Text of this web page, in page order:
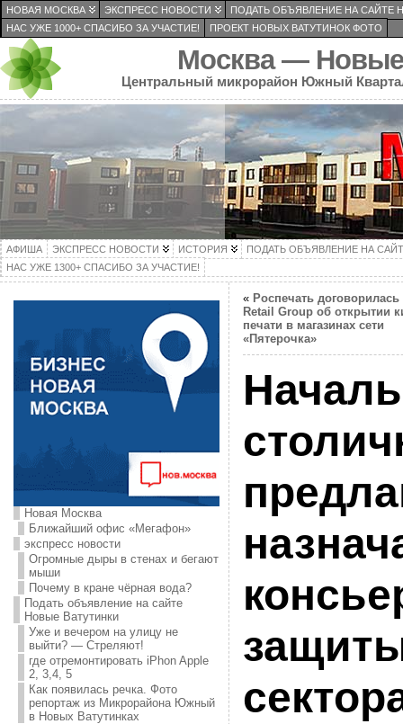
НОВАЯ МОСКВА ЭКСПРЕСС НОВОСТИ
ПОДАТЬ ОБЪЯВЛЕНИЕ НА САЙТЕ
НАС УЖЕ 1000+ СПАСИБО ЗА УЧАСТИЕ!
ПРОЕКТ НОВЫХ ВАТУТИНОК ФОТО
Москва — Новые
Центральный микрорайон Южный
АФИША ЭКСПРЕСС НОВОСТИ ИСТОРИЯ
ПОДАТЬ ОБЪЯВЛЕНИЕ НА
НАС УЖЕ 1300+ СПАСИБО ЗА УЧАСТИЕ!
Новая Москва
Ближайший офис «Мегафон»
экспресс новости
Огромные дыры в стенах и бегают
мыши
Почему в кране чёрная вода?
Подать объявление на сайте
Новые Ватутинки
Уже и вечером на улицу не
выйти? — Стреляют!
где отремонтировать iPhon Apple
2, 3,4, 5
Как появилась речка. Фото
репортаж из Микрорайона Южный
в Новых Ватутинках
« Роспечать договорилась
Retail Group об открытии
печати в магазинах сети
«Пятерочка»